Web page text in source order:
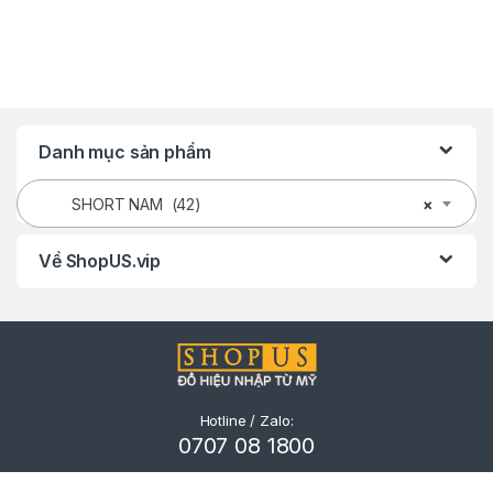
Danh mục sản phẩm
×
SHORT NAM (42)
Về ShopUS.vip
Hotline / Zalo:
0707 08 1800